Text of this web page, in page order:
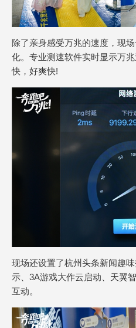
除了亲身感受万兆的速度，现
化。专业测速软件实时显示万
快，好爽快!
现场还设置了杭州头条新闻趣
示、3A游戏大作云启动、天翼
互动。